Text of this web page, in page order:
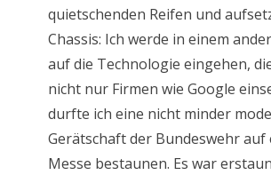
quietschenden Reifen und
Chassis: Ich werde in einem
auf die Technologie eingehen,
nicht nur Firmen wie Google
durfte ich eine nicht minder
Gerätschaft der Bundeswehr auf
Messe bestaunen. Es war